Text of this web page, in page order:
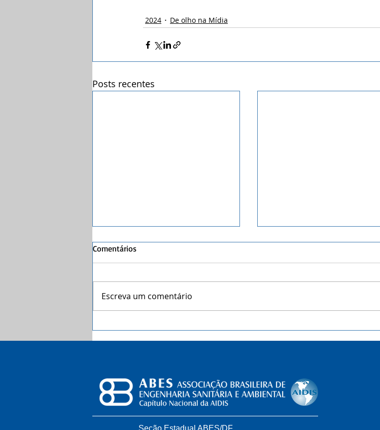
2024 De olho na Mídia
Posts recentes
Comentários
Escreva um comentário